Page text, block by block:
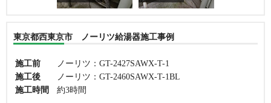
東京都西東京市 ノーリツ給湯器施工事例
施工前
ノーリツ：GT-2427SAWX-T-1
施工後
ノーリツ：GT-2460SAWX-T-1BL
施工時間
約3時間